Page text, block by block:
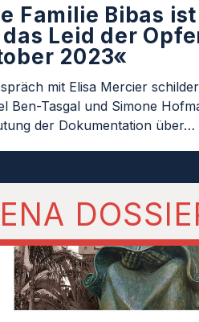
Familie Bibas
Leid der
2023«
mit Elisa Mercier
Ben-Tasgal und Simone
der Dokumentation über…